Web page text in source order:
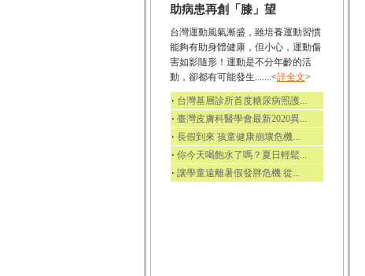
助病患再創「膝」望
台灣運動風氣漸盛，雖培養運動習慣
能夠有助身體健康，但小心，運動傷
害如影隨形！運動是不分年齡的活
動，卻都有可能發生.......<詳全文>
‧ 台灣基層診所首度糖尿病照護...
‧ 臺灣皮膚科醫學會最新2020異...
‧ 長假到來 孩童健康崩壞危機...
‧ 你今天喝飽水了嗎？夏日輕鬆...
‧ 讓學童遠離暑假發胖危機 從...